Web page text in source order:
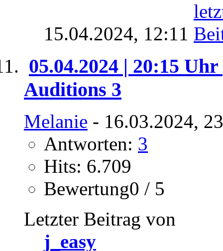
15.04.2024, 12:11
05.04.2024 | 20:15
Auditions 3
Melanie - 16.03.2024,
Antworten: 3
Hits: 6.709
Bewertung0 / 5
Letzter Beitrag von
j_easy